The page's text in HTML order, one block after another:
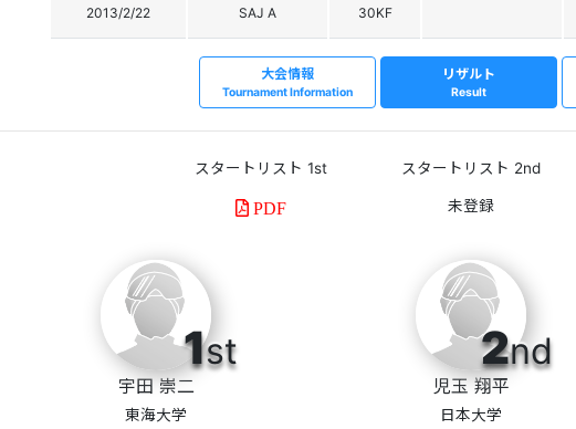
2013/2/22 SAJ A 30KF
大会情報
Tournament Information
リザルト
Result
スタートリスト 1st
PDF
スタートリスト 2nd
1st
宇田 崇二
東海大学
2nd
児玉 翔平
日本大学